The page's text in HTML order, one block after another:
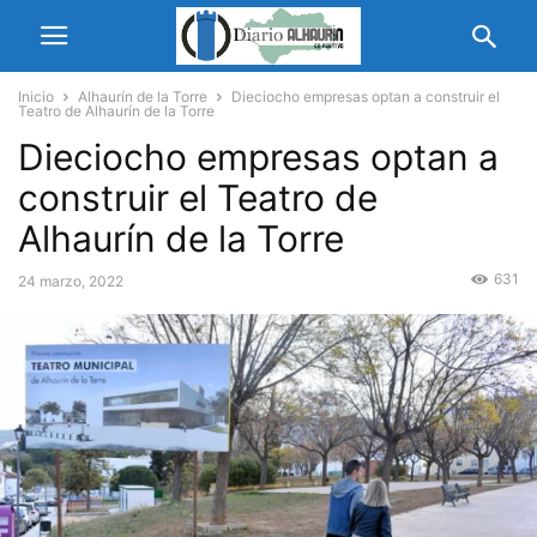
Inicio Alhaurín de la Torre
Dieciocho empresas optan a construir el
Teatro de Alhaurín de la Torre
Dieciocho empresas optan a
construir el Teatro de
Alhaurín de la Torre
24 marzo, 2022 631